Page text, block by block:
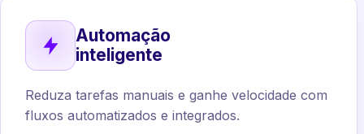
Automação
inteligente
Reduza tarefas manuais e ganhe velocidade com
fluxos automatizados e integrados.